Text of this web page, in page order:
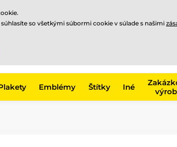
Emblémy Štítky Iné
so všetkými súbormi cookie v súlade s našimi